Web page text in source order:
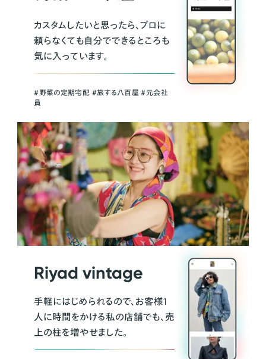
カスタムしたいと思ったら、プロに
頼らなくても自分でできるところも
気に入っています。
＃野菜の定期宅配 ＃旅する八百屋 ＃元会社
員
Riyad vintage
手軽にはじめられるので、お客様1
人に時間をかける私の店舗でも、売
上の柱を増やせました。